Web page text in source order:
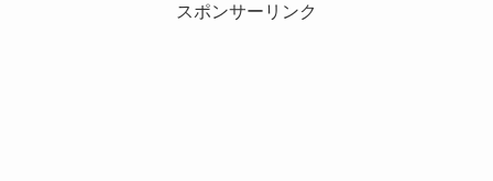
スポンサーリンク